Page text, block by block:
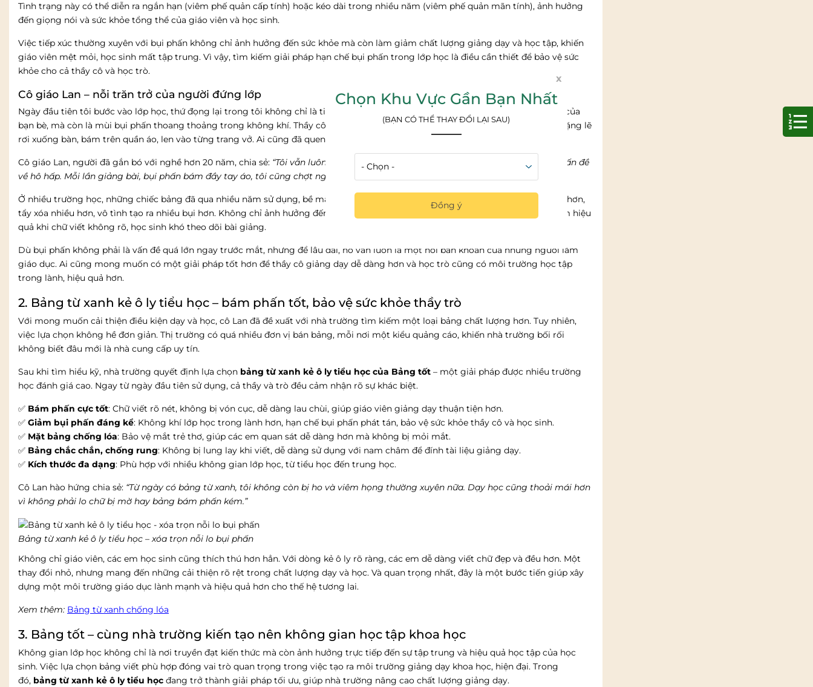
Tình trạng này có thể diễn ra ngắn hạn (viêm phế quản cấp tính) hoặc kéo dài trong nhiều năm (viêm phế quản mãn tính), ảnh hưởng
đến giọng nói và sức khỏe tổng thể của giáo viên và học sinh.
Việc tiếp xúc thường xuyên với bụi phấn không chỉ ảnh hưởng đến sức khỏe mà còn làm giảm chất lượng giảng dạy và học tập, khiến
giáo viên mệt mỏi, học sinh mất tập trung. Vì vậy, tìm kiếm giải pháp hạn chế bụi phấn trong lớp học là điều cần thiết để bảo vệ sức
khỏe cho cả thầy cô và học trò.
Cô giáo Lan – nỗi trăn trở của người đứng lớp
Ngày đầu tiên tôi bước vào lớp học, thứ đọng lại trong tôi không chỉ là tiếng trống trường rộn rã hay những gương mặt háo hức của
bạn bè, mà còn là mùi bụi phấn thoang thoảng trong không khí. Thầy cô giảng bài, học trò chăm chú ghi chép, còn bụi phấn thì lặng lẽ
rơi xuống bàn, bám trên quần áo, len vào từng trang vở. Ai cũng đã quen với điều đó như một phần không thể thiếu của lớp học.
Cô giáo Lan, người đã gắn bó với nghề hơn 20 năm, chia sẻ: “Tôi vẫn luôn lo lắng về sức khỏe của các con, nhất là những em có vấn đề
về hô hấp. Mỗi lần giảng bài, bụi phấn bám đầy tay áo, tôi cũng chợt nghĩ: Liệu có giải pháp nào tốt hơn không?”
Ở nhiều trường học, những chiếc bảng đã qua nhiều năm sử dụng, bề mặt xuống cấp khiến phấn khó bám, thầy cô phải viết đậm hơn,
tẩy xóa nhiều hơn, vô tình tạo ra nhiều bụi hơn. Không chỉ ảnh hưởng đến sức khỏe, điều này còn khiến việc giảng dạy trở nên kém hiệu
quả khi chữ viết không rõ, học sinh khó theo dõi bài giảng.
Dù bụi phấn không phải là vấn đề quá lớn ngay trước mắt, nhưng để lâu dài, nó vẫn luôn là một nỗi băn khoăn của những người làm
giáo dục. Ai cũng mong muốn có một giải pháp tốt hơn để thầy cô giảng dạy dễ dàng hơn và học trò cũng có môi trường học tập
trong lành, hiệu quả hơn.
2. Bảng từ xanh kẻ ô ly tiểu học – bám phấn tốt, bảo vệ sức khỏe thầy trò
Với mong muốn cải thiện điều kiện dạy và học, cô Lan đã đề xuất với nhà trường tìm kiếm một loại bảng chất lượng hơn. Tuy nhiên,
việc lựa chọn không hề đơn giản. Thị trường có quá nhiều đơn vị bán bảng, mỗi nơi một kiểu quảng cáo, khiến nhà trường bối rối
không biết đâu mới là nhà cung cấp uy tín.
Sau khi tìm hiểu kỹ, nhà trường quyết định lựa chọn bảng từ xanh kẻ ô ly tiểu học của Bảng tốt – một giải pháp được nhiều trường
học đánh giá cao. Ngay từ ngày đầu tiên sử dụng, cả thầy và trò đều cảm nhận rõ sự khác biệt.
✅ Bám phấn cực tốt: Chữ viết rõ nét, không bị vón cục, dễ dàng lau chùi, giúp giáo viên giảng dạy thuận tiện hơn.
✅ Giảm bụi phấn đáng kể: Không khí lớp học trong lành hơn, hạn chế bụi phấn phát tán, bảo vệ sức khỏe thầy cô và học sinh.
✅ Mặt bảng chống lóa: Bảo vệ mắt trẻ thơ, giúp các em quan sát dễ dàng hơn mà không bị mỏi mắt.
✅ Bảng chắc chắn, chống rung: Không bị lung lay khi viết, dễ dàng sử dụng với nam châm để đính tài liệu giảng dạy.
✅ Kích thước đa dạng: Phù hợp với nhiều không gian lớp học, từ tiểu học đến trung học.
Cô Lan hào hứng chia sẻ: “Từ ngày có bảng từ xanh, tôi không còn bị ho và viêm họng thường xuyên nữa. Dạy học cũng thoải mái hơn
vì không phải lo chữ bị mờ hay bảng bám phấn kém.”
Bảng từ xanh kẻ ô ly tiểu học – xóa trọn nỗi lo bụi phấn
Không chỉ giáo viên, các em học sinh cũng thích thú hơn hẳn. Với dòng kẻ ô ly rõ ràng, các em dễ dàng viết chữ đẹp và đều hơn. Một
thay đổi nhỏ, nhưng mang đến những cải thiện rõ rệt trong chất lượng dạy và học. Và quan trọng nhất, đây là một bước tiến giúp xây
dựng một môi trường giáo dục lành mạnh và hiệu quả hơn cho thế hệ tương lai.
Xem thêm: Bảng từ xanh chống lóa
3. Bảng tốt – cùng nhà trường kiến tạo nên không gian học tập khoa học
Không gian lớp học không chỉ là nơi truyền đạt kiến thức mà còn ảnh hưởng trực tiếp đến sự tập trung và hiệu quả học tập của học
sinh. Việc lựa chọn bảng viết phù hợp đóng vai trò quan trọng trong việc tạo ra môi trường giảng dạy khoa học, hiện đại. Trong
đó, bảng từ xanh kẻ ô ly tiểu học đang trở thành giải pháp tối ưu, giúp nhà trường nâng cao chất lượng giảng dạy.
x
Chọn Khu Vực Gần Bạn Nhất
(BẠN CÓ THỂ THAY ĐỔI LẠI SAU)
Đồng ý